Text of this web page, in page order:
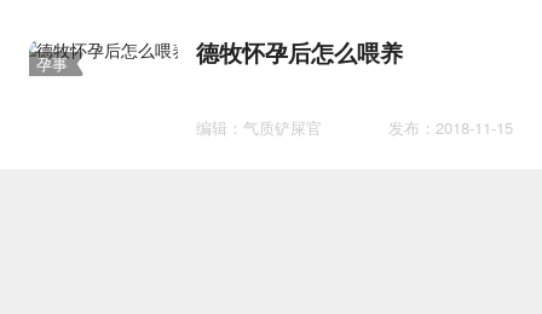
孕事 德牧怀孕后怎么喂养
编辑：气质铲屎官 发布：2018-11-15